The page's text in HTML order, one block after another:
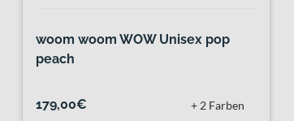
woom woom WOW Unisex pop
peach
179,00€ + 2 Farben